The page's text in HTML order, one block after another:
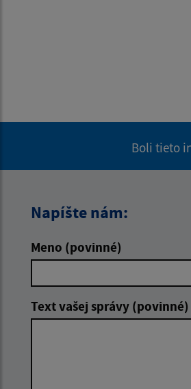
Boli tieto
Napíšte nám:
Meno (povinné)
Text vašej správy (povinné)